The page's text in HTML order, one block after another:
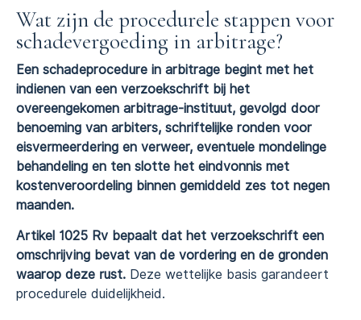
Wat zijn de procedurele stappen voor
schadevergoeding in arbitrage?
Een schadeprocedure in arbitrage begint met het
indienen van een verzoekschrift bij het
overeengekomen arbitrage-instituut, gevolgd door
benoeming van arbiters, schriftelijke ronden voor
eisvermeerdering en verweer, eventuele mondelinge
behandeling en ten slotte het eindvonnis met
kostenveroordeling binnen gemiddeld zes tot negen
maanden.
Artikel 1025 Rv bepaalt dat het verzoekschrift een
omschrijving bevat van de vordering en de gronden
waarop deze rust. Deze wettelijke basis garandeert
procedurele duidelijkheid.